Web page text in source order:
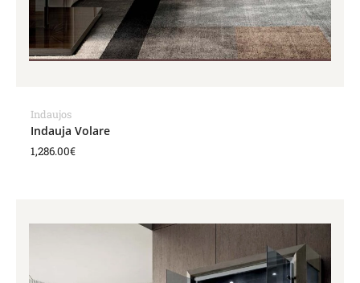
Indaujos
Indauja Volare
1,286.00€